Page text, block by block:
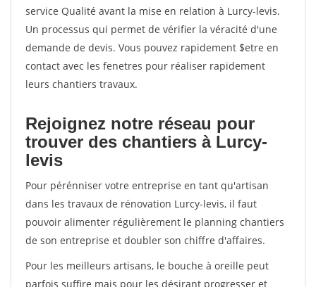
service Qualité avant la mise en relation à Lurcy-levis.
Un processus qui permet de vérifier la véracité d'une
demande de devis. Vous pouvez rapidement $etre en
contact avec les fenetres pour réaliser rapidement
leurs chantiers travaux.
Rejoignez notre réseau pour
trouver des chantiers à Lurcy-
levis
Pour pérénniser votre entreprise en tant qu'artisan
dans les travaux de rénovation Lurcy-levis, il faut
pouvoir alimenter régulièrement le planning chantiers
de son entreprise et doubler son chiffre d'affaires.
Pour les meilleurs artisans, le bouche à oreille peut
parfois suffire mais pour les désirant progresser et